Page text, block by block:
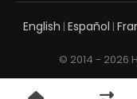
English | Español |
© 2014 - 2026